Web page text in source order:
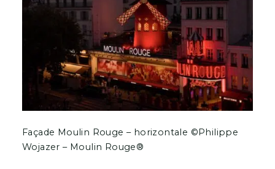
Façade Moulin Rouge – horizontale ©Philippe
Wojazer – Moulin Rouge®